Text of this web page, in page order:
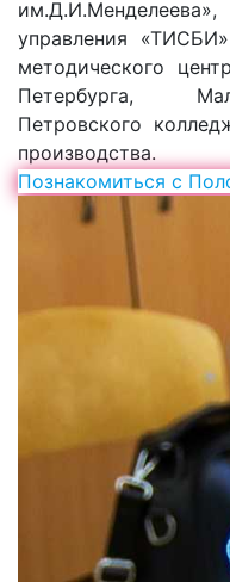
управления
методического
Петербурга,
Петровского
производства.
Познакомиться с